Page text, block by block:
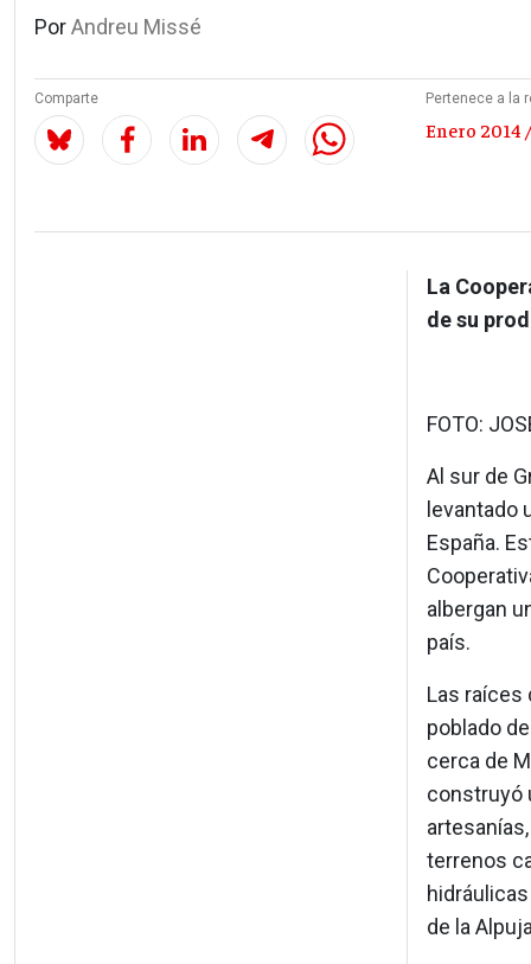
PorAndreu Missé
Comparte Pertenece a la
Enero 2014
La
de su
FOTO:
Al sur de
levantado
España.
albergan
país.
Las raíces
poblado
cerca de
construyó
terrenos
de la